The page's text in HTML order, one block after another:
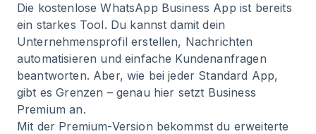
Die kostenlose WhatsApp Business App ist bereits
ein starkes Tool. Du kannst damit dein
Unternehmensprofil erstellen, Nachrichten
automatisieren und einfache Kundenanfragen
beantworten. Aber, wie bei jeder Standard App,
gibt es Grenzen – genau hier setzt Business
Premium an.
Mit der Premium-Version bekommst du erweiterte